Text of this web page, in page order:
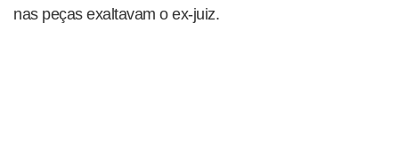
nas peças exaltavam o ex-juiz.